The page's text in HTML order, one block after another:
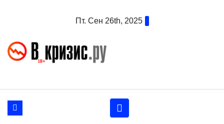
Пт. Сен 26th, 2025